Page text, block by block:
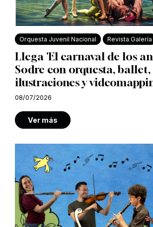
Orquesta Juvenil Nacional Revista Galería
Llega 'El carnaval de los
Sodre con orquesta,
ilustraciones y
08/07/2026
Ver más